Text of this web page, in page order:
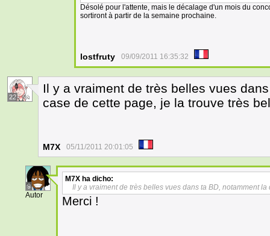
Désolé pour l'attente, mais le décalage d'un mois du
sortiront à partir de la semaine prochaine.
lostfruty 09/09/2011 16:35:32
22
Il y a vraiment de très belles vues
case de cette page, je la trouve très
M7X 05/11/2011 20:01:05
9
Autor
M7X ha dicho:
Il y a vraiment de très belles vues dans ta BD, notamment
Merci !